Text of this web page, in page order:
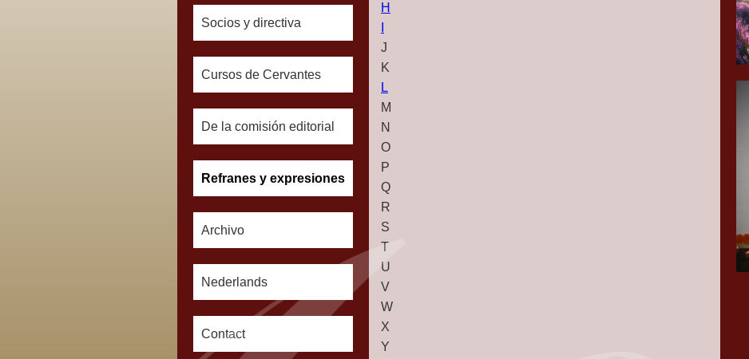
Socios y directiva
Cursos de Cervantes
De la comisión editorial
Refranes y expresiones
Archivo
Nederlands
Contact
H
J
K
L
M
N
O
P
Q
R
S
T
U
V
W
X
Y